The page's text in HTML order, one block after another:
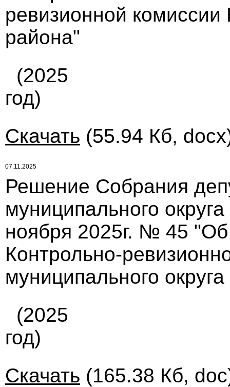
ревизионной комиссии
района"
(2025
год)
Скачать (55.94 Кб,
07.11.2025
Решение Собрания
муниципального
ноября 2025г. № 45
Контрольно-
муниципального
(2025
год)
Скачать (165.38 Кб,